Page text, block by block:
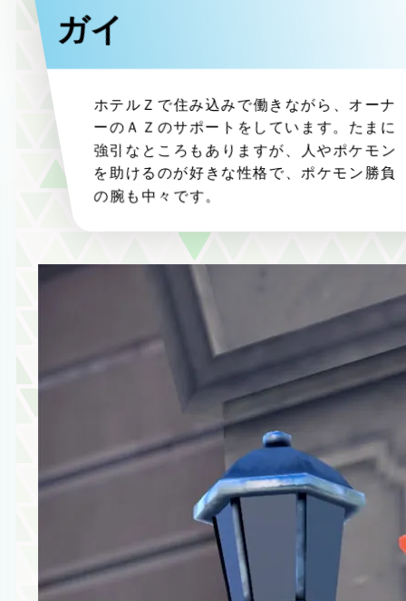
ガイ
ホテルＺで住み込みで働きながら、オーナ
ーのＡＺのサポートをしています。たまに
強引なところもありますが、人やポケモン
を助けるのが好きな性格で、ポケモン勝負
の腕も中々です。